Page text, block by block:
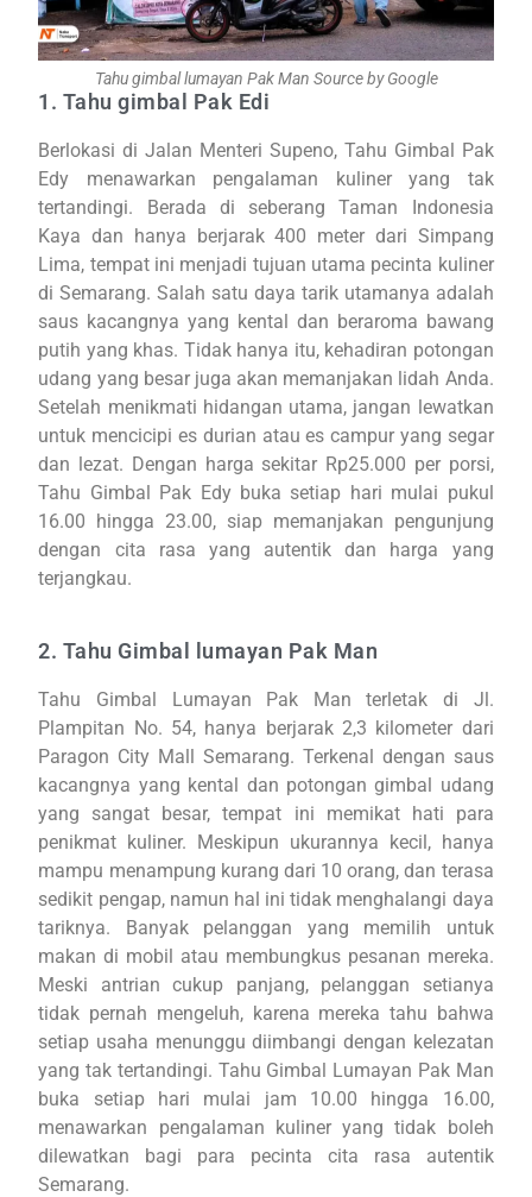
Tahu gimbal lumayan Pak Man Source by Google
1. Tahu gimbal Pak Edi
Berlokasi di Jalan Menteri Supeno, Tahu Gimbal Pak
Edy menawarkan pengalaman kuliner yang tak
tertandingi. Berada di seberang Taman Indonesia
Kaya dan hanya berjarak 400 meter dari Simpang
Lima, tempat ini menjadi tujuan utama pecinta kuliner
di Semarang. Salah satu daya tarik utamanya adalah
saus kacangnya yang kental dan beraroma bawang
putih yang khas. Tidak hanya itu, kehadiran potongan
udang yang besar juga akan memanjakan lidah Anda.
Setelah menikmati hidangan utama, jangan lewatkan
untuk mencicipi es durian atau es campur yang segar
dan lezat. Dengan harga sekitar Rp25.000 per porsi,
Tahu Gimbal Pak Edy buka setiap hari mulai pukul
16.00 hingga 23.00, siap memanjakan pengunjung
dengan cita rasa yang autentik dan harga yang
terjangkau.
2. Tahu Gimbal lumayan Pak Man
Tahu Gimbal Lumayan Pak Man terletak di Jl.
Plampitan No. 54, hanya berjarak 2,3 kilometer dari
Paragon City Mall Semarang. Terkenal dengan saus
kacangnya yang kental dan potongan gimbal udang
yang sangat besar, tempat ini memikat hati para
penikmat kuliner. Meskipun ukurannya kecil, hanya
mampu menampung kurang dari 10 orang, dan terasa
sedikit pengap, namun hal ini tidak menghalangi daya
tariknya. Banyak pelanggan yang memilih untuk
makan di mobil atau membungkus pesanan mereka.
Meski antrian cukup panjang, pelanggan setianya
tidak pernah mengeluh, karena mereka tahu bahwa
setiap usaha menunggu diimbangi dengan kelezatan
yang tak tertandingi. Tahu Gimbal Lumayan Pak Man
buka setiap hari mulai jam 10.00 hingga 16.00,
menawarkan pengalaman kuliner yang tidak boleh
dilewatkan bagi para pecinta cita rasa autentik
Semarang.